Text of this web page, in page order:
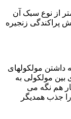
از نوع سبک آن
پراکندگی زنجیره
داشتن مولکولهای
بین مولکولی به
هم نگه می
جذب همدیگر